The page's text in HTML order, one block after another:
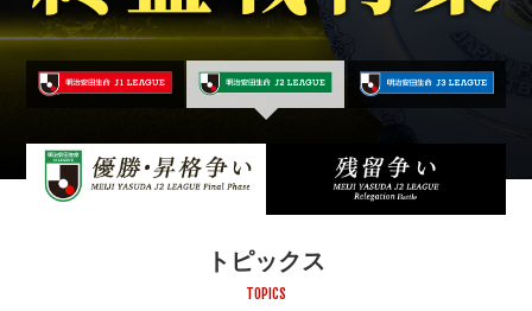
トピックス
TOPICS